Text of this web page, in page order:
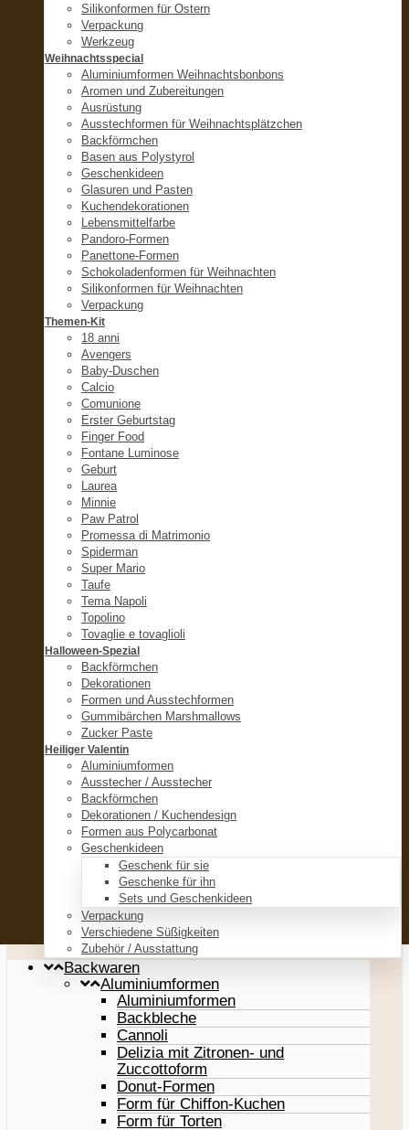
Silikonformen für Ostern
Verpackung
Werkzeug
Weihnachtsspecial
Aluminiumformen Weihnachtsbonbons
Aromen und Zubereitungen
Ausrüstung
Ausstechformen für Weihnachtsplätzchen
Backförmchen
Basen aus Polystyrol
Geschenkideen
Glasuren und Pasten
Kuchendekorationen
Lebensmittelfarbe
Pandoro-Formen
Panettone-Formen
Schokoladenformen für Weihnachten
Silikonformen für Weihnachten
Verpackung
Themen-Kit
18 anni
Avengers
Baby-Duschen
Calcio
Comunione
Erster Geburtstag
Finger Food
Fontane Luminose
Geburt
Laurea
Minnie
Paw Patrol
Promessa di Matrimonio
Spiderman
Super Mario
Taufe
Tema Napoli
Topolino
Tovaglie e tovaglioli
Halloween-Spezial
Backförmchen
Dekorationen
Formen und Ausstechformen
Gummibärchen Marshmallows
Zucker Paste
Heiliger Valentin
Aluminiumformen
Ausstecher / Ausstecher
Backförmchen
Dekorationen / Kuchendesign
Formen aus Polycarbonat
Geschenkideen
Geschenk für sie
Geschenke für ihn
Sets und Geschenkideen
Verpackung
Verschiedene Süßigkeiten
Zubehör / Ausstattung
Backwaren
Aluminiumformen
Aluminiumformen
Backbleche
Cannoli
Delizia mit Zitronen- und
Zuccottoform
Donut-Formen
Form für Chiffon-Kuchen
Form für Torten